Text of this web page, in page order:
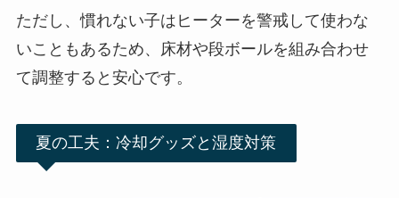
ただし、慣れない子はヒーターを警戒して使わな
いこともあるため、床材や段ボールを組み合わせ
て調整すると安心です。
夏の工夫：冷却グッズと湿度対策